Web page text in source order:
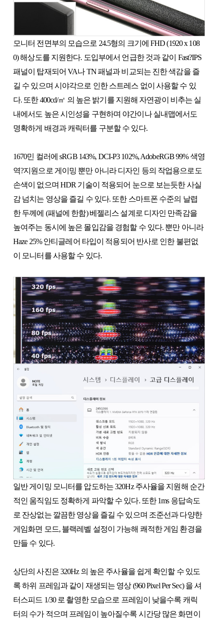
모니터 전면부의 모습으로 24.5형의 크기에 FHD (1920 x 108
0) 해상도를 지원한다. 도입부에서 언급한 것과 같이 Fast?IPS
패널이 탑재되어 VA나 TN 패널과 비교되는 진한 색감을 즐
길 수 있으며 시야각으로 인한 스트레스 없이 사용할 수 있
다. 또한 400cd/㎡ 의 높은 밝기를 지원해 자연광이 비추는 실
내에서도 높은 시인성을 구현하며 야간이나 실내맵에서도
명확하게 배경과 캐릭터를 구분할 수 있다.
1670민 컬러에 sRGB 143%, DCI-P3 102%, AdobeRGB 99% 색영
역?지원으로 게이밍 뿐만 아니라 디자인 등의 작업용으로도
손색이 없으며 HDR 기술이 적용되어 눈으로 보는듯한 사실
감 넘치는 영상을 즐길 수 있다. 또한 스마트폰 수준의 날렵
한 두께에 (패널에 한함) 베젤리스 설계로 디자인 만족감을
높여주는 동시에 높은 몰입감을 경험할 수 있다. 뿐만 아니라
Haze 25% 안티글레어 타입이 적용되어 반사로 인한 불편없
이 모니터를 사용할 수 있다.
일반 게이밍 모니터를 압도하는 320Hz 주사율을 지원해 순간
적인 움직임도 정확하게 파악할 수 있다. 또한 1ms 응답속도
로 잔상없는 깔끔한 영상을 즐길 수 있으며 조준선과 다양한
게임화면 모드, 블랙레벨 설정이 가능해 쾌적한 게임 환경을
만들 수 있다.
상단의 사진은 320Hz 의 높은 주사율을 쉽게 확인할 수 있도
록 하위 프레임과 같이 재생되는 영상 (960 Pixel Per Sec) 을 셔
터스피드 1/30 로 촬영한 모습으로 프레임이 낮을수록 캐릭
터의 수가 적으며 프레임이 높아질수록 시간당 많은 화면이